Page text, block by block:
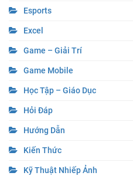
Esports
Excel
Game – Giải Trí
Game Mobile
Học Tập – Giáo Dục
Hỏi Đáp
Hướng Dẫn
Kiến Thức
Kỹ Thuật Nhiếp Ảnh